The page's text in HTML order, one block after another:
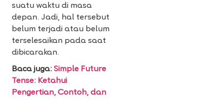
suatu waktu di masa
depan. Jadi, hal tersebut
belum terjadi atau belum
terselesaikan pada saat
dibicarakan.
Baca juga: Simple Future
Tense: Ketahui
Pengertian, Contoh, dan